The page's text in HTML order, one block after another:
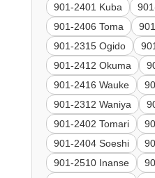
901-2401 Kuba
901-2406 Toma
901-2315 Ogido
901-2412 Okuma
901-2416 Wauke
901-2312 Waniya
901-2402 Tomari
901-2404 Soeshi
901-2510 Inanse